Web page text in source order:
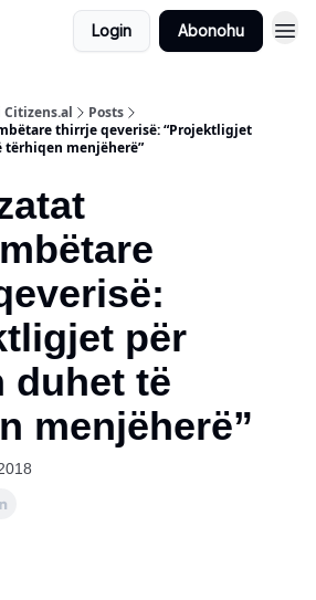
Login Abonohu
Posts
thirrje qeverisë: “Projektligjet
menjëherë”
për
duhet të
menjëherë”